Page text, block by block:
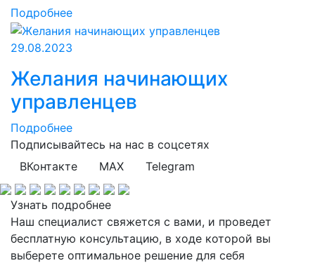
Подробнее
29.08.2023
Желания начинающих
управленцев
Подробнее
Подписывайтесь на нас в соцсетях
ВКонтакте
MAX Telegram
Узнать подробнее
Наш специалист свяжется с вами, и проведет
бесплатную консультацию, в ходе которой вы
выберете оптимальное решение для себя